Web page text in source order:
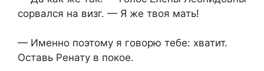
сорвался на визг. — Я же твоя мать!
— Именно поэтому я говорю тебе: хватит.
Оставь Ренату в покое.